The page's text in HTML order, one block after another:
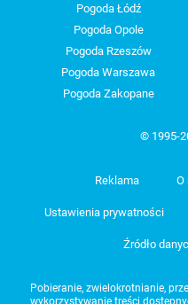
Pogoda Łódź
Pogoda Opole
Pogoda Rzeszów
Pogoda Warszawa
Pogoda Zakopane
© 1995-
Reklama O
Ustawienia prywatności
Źródło
Pobieranie, zwielokrotnianie,
wykorzystywanie treści